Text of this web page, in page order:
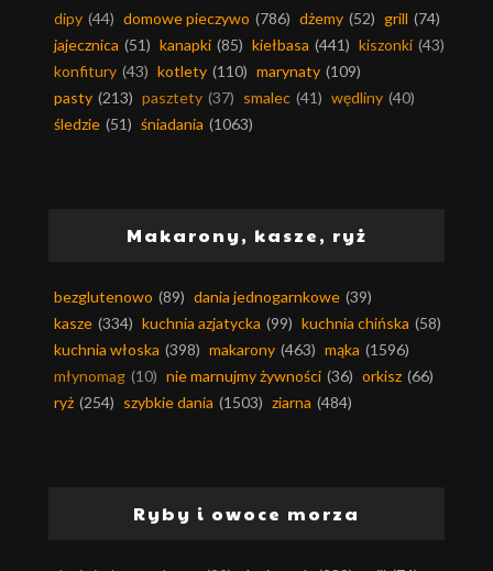
dipy (44) domowe pieczywo (786) dżemy (52) grill (74)
jajecznica (51) kanapki (85) kiełbasa (441) kiszonki (43)
konfitury (43) kotlety (110) marynaty (109)
pasty (213) pasztety (37) smalec (41) wędliny (40)
śledzie (51) śniadania (1063)
Makarony, kasze, ryż
bezglutenowo (89) dania jednogarnkowe (39)
kasze (334) kuchnia azjatycka (99) kuchnia chińska (58)
kuchnia włoska (398) makarony (463) mąka (1596)
młynomag (10) nie marnujmy żywności (36) orkisz (66)
ryż (254) szybkie dania (1503) ziarna (484)
Ryby i owoce morza